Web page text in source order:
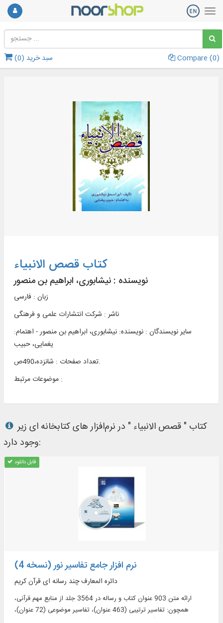
سبد خرید (0
) Compare (0)
کتاب قصص الانبیاء
نویسنده : نیشابوری، ابراهیم بن منصور
زبان : فارسی
ناشر : شرکت انتشارات علمی و فرهنگی
سایر نویسندگان : نویسنده: نیشابوری، ابراهیم بن منصور - اهتمام:
یغمایی، حبیب
تعداد صفحات : شانزده،490ص.
موضوعات مرتبط :
کتاب " قصص الانبیاء " در نرم‌افزار های کتابخانه ای زیر
وجود دارد:
قابل دانلود
نرم افزار جامع تفاسیر نور (نسخه 4)
دائره المعارف چند رسانه ای قرآن کریم
ارائه متن 903 عنوان کتاب و رساله در 3564 جلد از منابع مهم قرآنی،
همچون: تفاسیر ترتیبی (463 عنوان)، تفاسیر موضوعی (72 عنوان)،